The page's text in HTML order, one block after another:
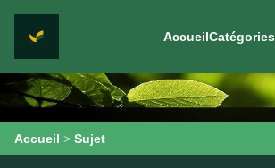
AccueilCatégories
Accueil > Sujet